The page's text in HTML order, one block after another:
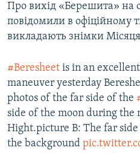
Про вихід «Берешита» на
повідомили в офіційному
викладають знімки Місяця
#Beresheet is in an
maneuver yesterday
photos of the far side of the
side of the moon during the
Hight.picture B: The far
the background